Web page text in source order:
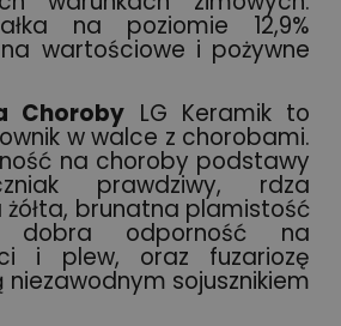
na poziomie 12,9%
wartościowe i pożywne
Choroby LG Keramik to
w walce z chorobami.
na choroby podstawy
prawdziwy, rdza
brunatna plamistość
dobra odporność na
i plew, oraz fuzariozę
niezawodnym sojusznikiem